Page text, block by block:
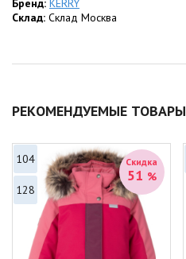
Бренд: KERRY
Склад: Склад Москва
РЕКОМЕНДУЕМЫЕ ТОВАРЫ
Скидка
51 %
104
128